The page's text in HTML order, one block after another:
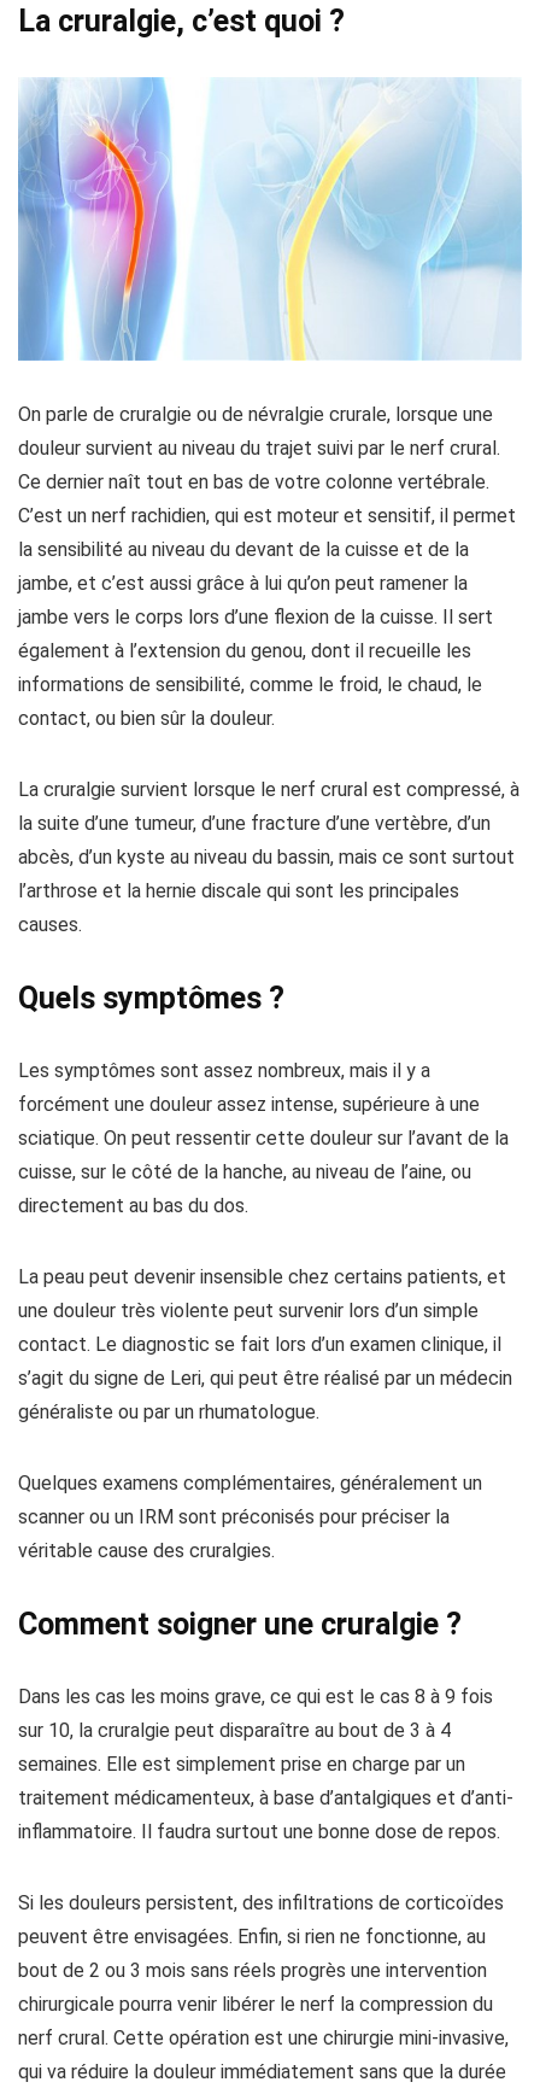
La cruralgie, c’est quoi ?
On parle de cruralgie ou de névralgie crurale, lorsque une
douleur survient au niveau du trajet suivi par le nerf crural.
Ce dernier naît tout en bas de votre colonne vertébrale.
C’est un nerf rachidien, qui est moteur et sensitif, il permet
la sensibilité au niveau du devant de la cuisse et de la
jambe, et c’est aussi grâce à lui qu’on peut ramener la
jambe vers le corps lors d’une flexion de la cuisse. Il sert
également à l’extension du genou, dont il recueille les
informations de sensibilité, comme le froid, le chaud, le
contact, ou bien sûr la douleur.
La cruralgie survient lorsque le nerf crural est compressé, à
la suite d’une tumeur, d’une fracture d’une vertèbre, d’un
abcès, d’un kyste au niveau du bassin, mais ce sont surtout
l’arthrose et la hernie discale qui sont les principales
causes.
Quels symptômes ?
Les symptômes sont assez nombreux, mais il y a
forcément une douleur assez intense, supérieure à une
sciatique. On peut ressentir cette douleur sur l’avant de la
cuisse, sur le côté de la hanche, au niveau de l’aine, ou
directement au bas du dos.
La peau peut devenir insensible chez certains patients, et
une douleur très violente peut survenir lors d’un simple
contact. Le diagnostic se fait lors d’un examen clinique, il
s’agit du signe de Leri, qui peut être réalisé par un médecin
généraliste ou par un rhumatologue.
Quelques examens complémentaires, généralement un
scanner ou un IRM sont préconisés pour préciser la
véritable cause des cruralgies.
Comment soigner une cruralgie ?
Dans les cas les moins grave, ce qui est le cas 8 à 9 fois
sur 10, la cruralgie peut disparaître au bout de 3 à 4
semaines. Elle est simplement prise en charge par un
traitement médicamenteux, à base d’antalgiques et d’anti-
inflammatoire. Il faudra surtout une bonne dose de repos.
Si les douleurs persistent, des infiltrations de corticoïdes
peuvent être envisagées. Enfin, si rien ne fonctionne, au
bout de 2 ou 3 mois sans réels progrès une intervention
chirurgicale pourra venir libérer le nerf la compression du
nerf crural. Cette opération est une chirurgie mini-invasive,
qui va réduire la douleur immédiatement sans que la durée